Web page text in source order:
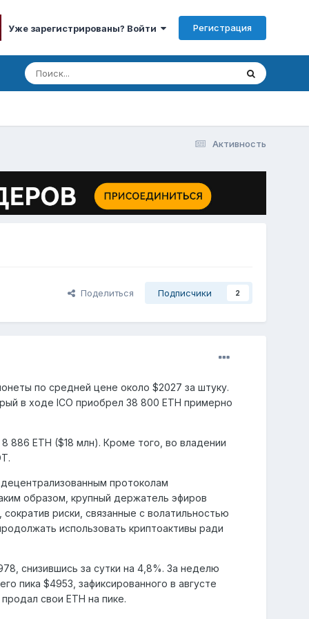
Уже зарегистрированы? Войти Регистрация
Активность
Поделиться Подписчики 2
по средней цене около $2027 за штуку.
в ходе ICO приобрел 38 800 ETH примерно
886 ETH ($18 млн). Кроме того, во владении
протоколам
образом, крупный держатель эфиров
риски, связанные с волатильностью
использовать криптоактивы ради
снизившись за сутки на 4,8%. За неделю
пика $4953, зафиксированного в августе
свои ETH на пике.